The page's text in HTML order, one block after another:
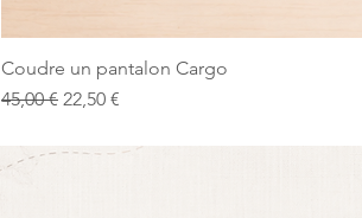
Coudre un pantalon Cargo
Prix original
45,00 € Prix promotionnel
22,50 €